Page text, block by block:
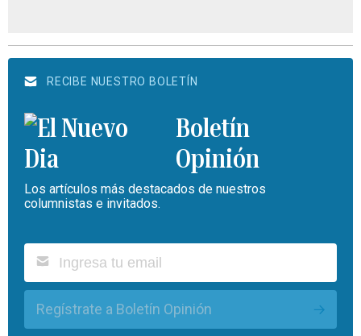
RECIBE NUESTRO BOLETÍN
Boletín
Opinión
Los artículos más destacados de nuestros
columnistas e invitados.
Regístrate a Boletín Opinión